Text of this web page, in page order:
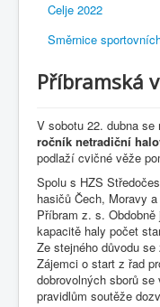
Celje 2022
Směrnice
Příbramská
V sobotu 22. dubna
ročník netradiční
podlaží cvičné věže
Spolu s HZS
hasičů Čech, Moravy
Příbram z. s.
kapacitě haly počet
Ze stejného důvodu
Zájemci o start z řad
dobrovolných sborů
pravidlům soutěže